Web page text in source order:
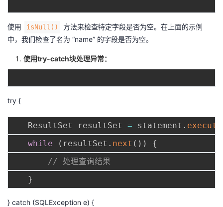
使用 isNull()
方法来检查特定字段是否为空。在上面的示例
中，我们检查了名为 “name” 的字段是否为空。
使用try-catch块处理异常：
try {
   ResultSet resultSet
= statement .
while
( resultSet . next ( ) )
{
// 处理查询结果
}
} catch (SQLException e) {